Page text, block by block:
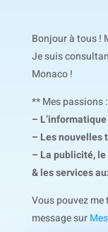
Bonjour à tous !
Je suis
Monaco !
** Mes passions :
–
– Les nouvelles
– La publicité,
& les services
Vous pouvez me
message sur